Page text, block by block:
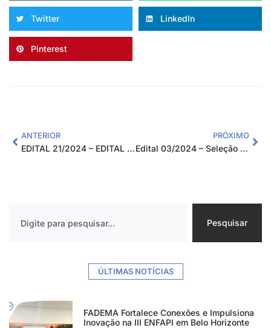
Twitter LinkedIn
Pinterest
ANTERIOR
EDITAL 21/2024 – EDITAL PARA SELEÇÃO DE MONITORES PARA ATUAREM NO PROJETO: “MULHERES MIL” – 2º CICLO – MACHADO E INCONFIDENTES
PRÓXIMO
Edital 03/2024 – Seleção Pública de Fornecedores – Projeto “157 – Análise da Dinâmica Hidrogemorfológica na Bacia do Rio Maracujá e o Evento de Inundação na Localidade de Amarantina.”
Pesquisar
ÚLTIMAS NOTÍCIAS
FADEMA Fortalece Conexões e Impulsiona
Inovação na III ENFAPI em Belo Horizonte